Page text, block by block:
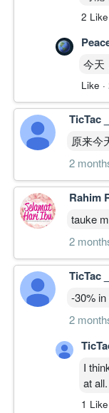
2 Like
今天
Like ·
TicTac
原来今
2
Rahim
tauke
2
TicTac
-30%
2
I
at
1 Like